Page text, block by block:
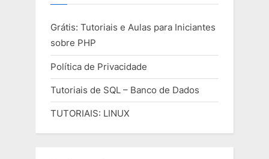
Grátis: Tutoriais e Aulas para Iniciantes
sobre PHP
Política de Privacidade
Tutoriais de SQL – Banco de Dados
TUTORIAIS: LINUX